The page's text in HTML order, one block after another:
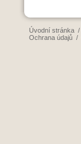
Úvodní stránka /
Ochrana údajů /